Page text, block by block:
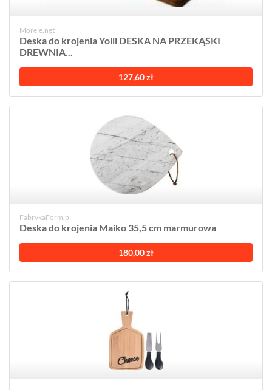
Morele.net
Deska do krojenia Yolli DESKA NA PRZEKĄSKI
DREWNIA...
127,60 zł
FabrykaForm.pl
Deska do krojenia Maiko 35,5 cm marmurowa
180,00 zł